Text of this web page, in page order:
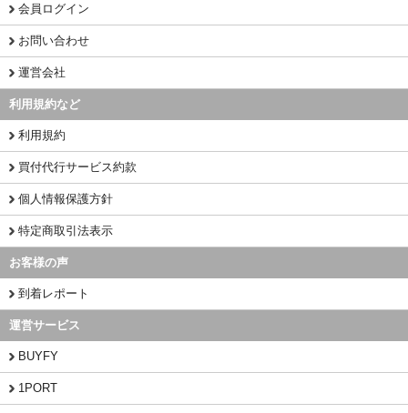
会員ログイン
お問い合わせ
運営会社
利用規約など
利用規約
買付代行サービス約款
個人情報保護方針
特定商取引法表示
お客様の声
到着レポート
運営サービス
BUYFY
1PORT